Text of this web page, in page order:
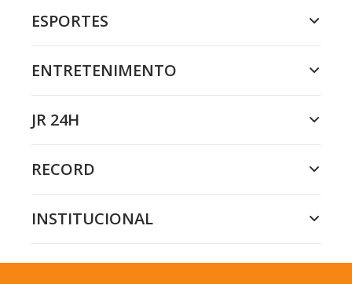
ESPORTES
ENTRETENIMENTO
JR 24H
RECORD
INSTITUCIONAL